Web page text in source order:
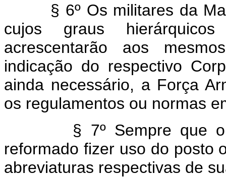
§ 6º Os militares da
cujos graus
acrescentarão aos
indicação do respectivo
ainda necessário, a Força
os regulamentos ou normas
§ 7º Sempre que
reformado fizer uso do posto
abreviaturas respectivas de